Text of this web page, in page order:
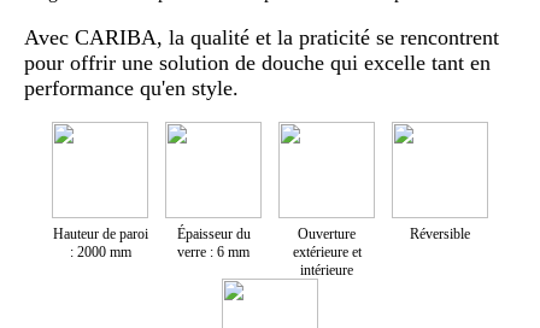
Avec CARIBA, la qualité et la praticité se rencontrent
pour offrir une solution de douche qui excelle tant en
performance qu'en style.
Hauteur de paroi
: 2000 mm
Épaisseur du
verre : 6 mm
Ouverture
extérieure et
intérieure
Réversible